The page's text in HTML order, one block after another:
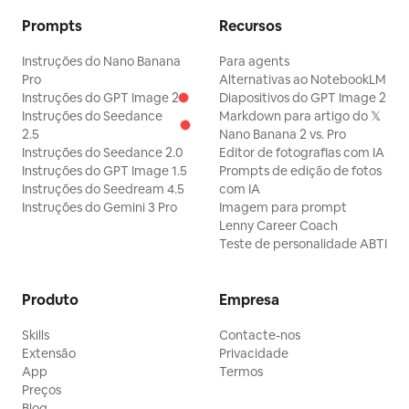
Prompts
Instruções do Nano Banana
Pro
Instruções do GPT Image 2
Instruções do Seedance
2.5
Instruções do Seedance 2.0
Instruções do GPT Image 1.5
Instruções do Seedream 4.5
Instruções do Gemini 3 Pro
Recursos
Para agents
Alternativas ao NotebookLM
Diapositivos do GPT Image 2
Markdown para artigo do 𝕏
Nano Banana 2 vs. Pro
Editor de fotografias com IA
Prompts de edição de fotos
com IA
Imagem para prompt
Lenny Career Coach
Teste de personalidade ABTI
Produto
Skills
Extensão
App
Preços
Empresa
Contacte-nos
Privacidade
Termos